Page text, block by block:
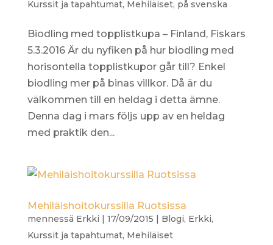
Kurssit ja tapahtumat, Mehiläiset, på svenska
Biodling med topplistkupa – Finland, Fiskars
5.3.2016 Är du nyfiken på hur biodling med
horisontella topplistkupor går till? Enkel
biodling mer på binas villkor. Då är du
välkommen till en heldag i detta ämne.
Denna dag i mars följs upp av en heldag
med praktik den...
Mehiläishoitokurssilla Ruotsissa
mennessä Erkki | 17/09/2015 | Blogi, Erkki,
Kurssit ja tapahtumat, Mehiläiset